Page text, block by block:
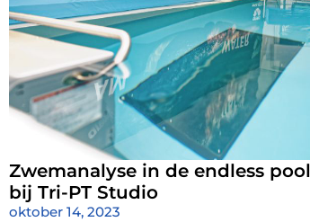
Zwemanalyse in de endless pool
bij Tri-PT Studio
oktober 14, 2023